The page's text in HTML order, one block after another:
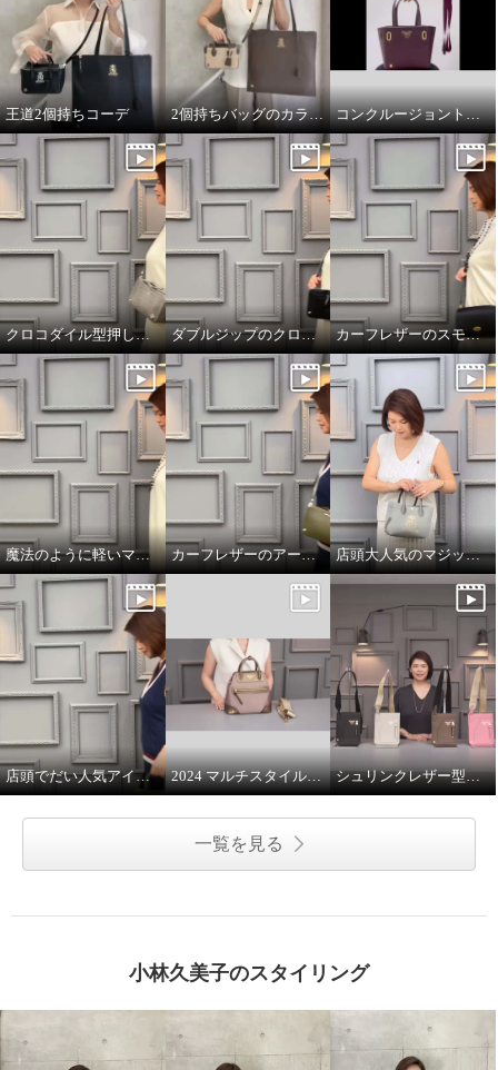
王道2個持ちコーデ 2個持ちバッグのカラーコーデ コンクルージョントートのリボンの付け方
クロコダイル型押しダブルジップのオーラ ダブルジップのクロコダイル型押しのオーラ カーフレザーのスモールウォレット
魔法のように軽いマジックライトのトート カーフレザーのアールデコモチーフのウォレット 店頭大人気のマジックライト
店頭でだい人気アイテムです 2024 マルチスタイルバッグ 解説 シュリンクレザー型押し マルチポーチ
一覧を見る
小林久美子のスタイリング